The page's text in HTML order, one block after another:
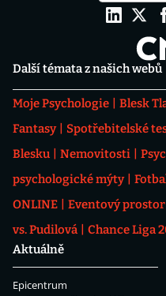
Další témata z našich webů
Moje Psychologie Blesk
Fantasy
Spotřebitelské
Blesku
Nemovitosti
psychologické mýty
ONLINE
Eventový prostor
vs. Pudilová
Chance Liga
Aktuálně
Epicentrum